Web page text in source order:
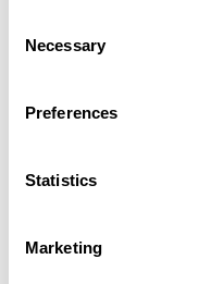
Selection
Necessary
Preferences
Statistics
Marketing
미진단된 경우에 재분석을 통
최신 유전학 정보 제공
블로그와 뉴스레터를 통해